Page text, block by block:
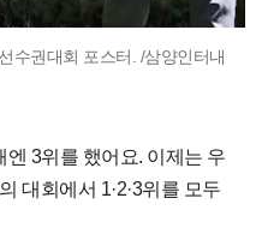
수권대회 포스터. /삼양인터내
엔 3위를 했어요. 이제는 우
대회에서 1·2·3위를 모두